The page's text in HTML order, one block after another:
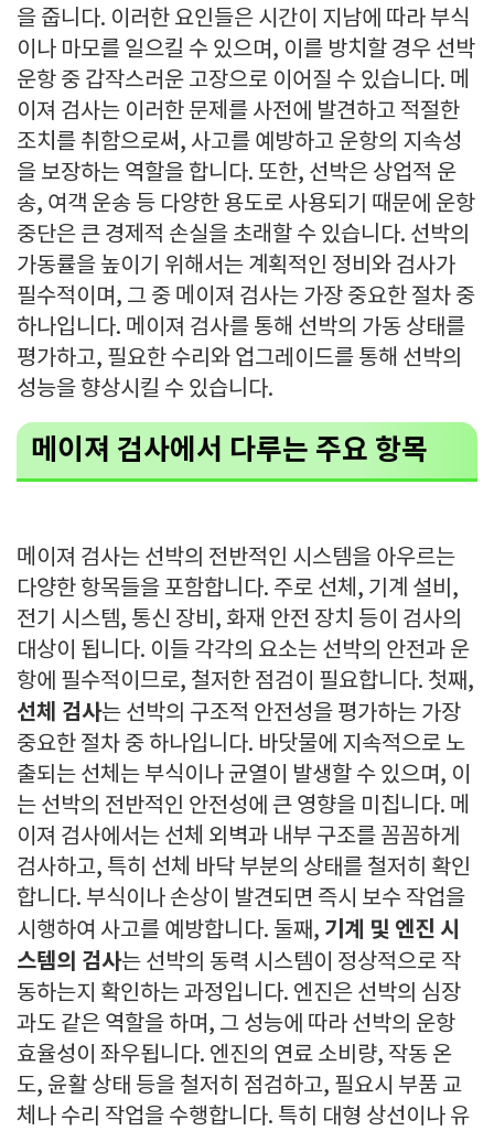
을 줍니다. 이러한 요인들은 시간이 지남에 따라 부식
이나 마모를 일으킬 수 있으며, 이를 방치할 경우 선박
운항 중 갑작스러운 고장으로 이어질 수 있습니다. 메
이져 검사는 이러한 문제를 사전에 발견하고 적절한
조치를 취함으로써, 사고를 예방하고 운항의 지속성
을 보장하는 역할을 합니다. 또한, 선박은 상업적 운
송, 여객 운송 등 다양한 용도로 사용되기 때문에 운항
중단은 큰 경제적 손실을 초래할 수 있습니다. 선박의
가동률을 높이기 위해서는 계획적인 정비와 검사가
필수적이며, 그 중 메이져 검사는 가장 중요한 절차 중
하나입니다. 메이져 검사를 통해 선박의 가동 상태를
평가하고, 필요한 수리와 업그레이드를 통해 선박의
성능을 향상시킬 수 있습니다.
메이져 검사에서 다루는 주요 항목
메이져 검사는 선박의 전반적인 시스템을 아우르는
다양한 항목들을 포함합니다. 주로 선체, 기계 설비,
전기 시스템, 통신 장비, 화재 안전 장치 등이 검사의
대상이 됩니다. 이들 각각의 요소는 선박의 안전과 운
항에 필수적이므로, 철저한 점검이 필요합니다. 첫째,
선체 검사는 선박의 구조적 안전성을 평가하는 가장
중요한 절차 중 하나입니다. 바닷물에 지속적으로 노
출되는 선체는 부식이나 균열이 발생할 수 있으며, 이
는 선박의 전반적인 안전성에 큰 영향을 미칩니다. 메
이져 검사에서는 선체 외벽과 내부 구조를 꼼꼼하게
검사하고, 특히 선체 바닥 부분의 상태를 철저히 확인
합니다. 부식이나 손상이 발견되면 즉시 보수 작업을
시행하여 사고를 예방합니다. 둘째, 기계 및 엔진 시
스템의 검사는 선박의 동력 시스템이 정상적으로 작
동하는지 확인하는 과정입니다. 엔진은 선박의 심장
과도 같은 역할을 하며, 그 성능에 따라 선박의 운항
효율성이 좌우됩니다. 엔진의 연료 소비량, 작동 온
도, 윤활 상태 등을 철저히 점검하고, 필요시 부품 교
체나 수리 작업을 수행합니다. 특히 대형 상선이나 유